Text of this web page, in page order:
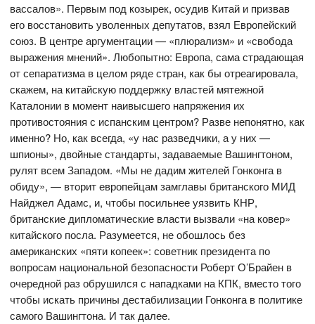
вассалов». Первым под козырек, осудив Китай и призвав
его восстановить уволенных депутатов, взял Европейский
союз. В центре аргументации — «плюрализм» и «свобода
выражения мнений». Любопытно: Европа, сама страдающая
от сепаратизма в целом ряде стран, как бы отреагировала,
скажем, на китайскую поддержку властей мятежной
Каталонии в момент наивысшего напряжения их
противостояния с испанским центром? Разве непонятно, как
именно? Но, как всегда, «у нас разведчики, а у них —
шпионы», двойные стандарты, задаваемые Вашингтоном,
рулят всем Западом. «Мы не дадим жителей Гонконга в
обиду», — вторит европейцам замглавы британского МИД
Найджел Адамс, и, чтобы посильнее уязвить КНР,
британские дипломатические власти вызвали «на ковер»
китайского посла. Разумеется, не обошлось без
американских «пяти копеек»: советник президента по
вопросам национальной безопасности Роберт О’Брайен в
очередной раз обрушился с нападками на КПК, вместо того
чтобы искать причины дестабилизации Гонконга в политике
самого Вашингтона. И так далее.